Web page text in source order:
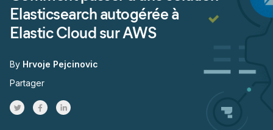
Elasticsearch autogérée à
Elastic Cloud sur AWS
By Hrvoje Pejcinovic
Partager
Share on Twitter
Share on Facebook
Share on LinkedInr